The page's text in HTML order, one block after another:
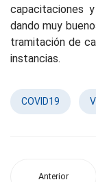
capacitaciones
dando muy
tramitación de
instancias.
COVID19
Anterior